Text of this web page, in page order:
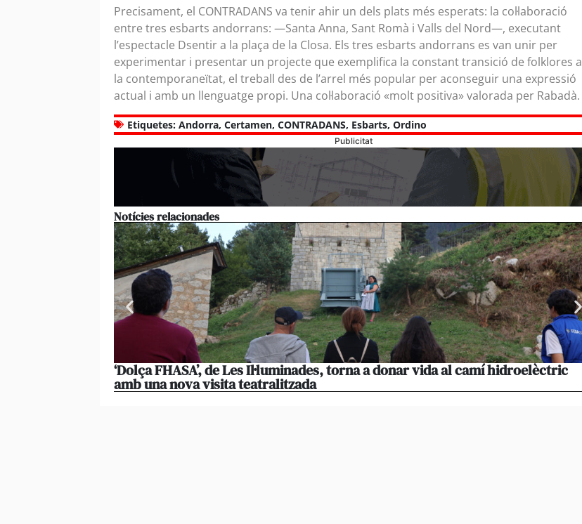
Precisament, el CONTRADANS va tenir ahir un dels plats més esperats: la col·laboració
entre tres esbarts andorrans: —Santa Anna, Sant Romà i Valls del Nord—, executant
l’espectacle Dsentir a la plaça de la Closa. Els tres esbarts andorrans es van unir per
experimentar i presentar un projecte que exemplifica la constant transició de folklores a
la contemporaneïtat, el treball des de l’arrel més popular per aconseguir una expressió
actual i amb un llenguatge propi. Una col·laboració «molt positiva» valorada per Rabadà.
Etiquetes: Andorra, Certamen, CONTRADANS, Esbarts, Ordino
Publicitat
Notícies relacionades
‘Dolça FHASA’, de Les Il·luminades, torna a donar vida al camí hidroelèctric
amb una nova visita teatralitzada